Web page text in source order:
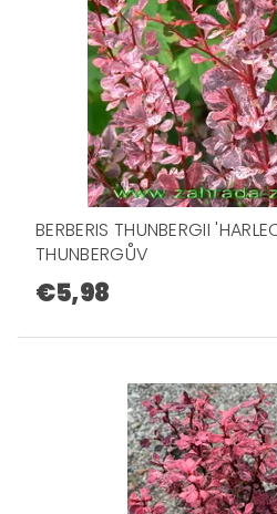
BERBERIS THUNBERGII
THUNBERGŮV
€5,98